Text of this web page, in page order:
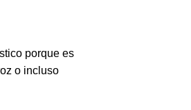
porque es
o incluso